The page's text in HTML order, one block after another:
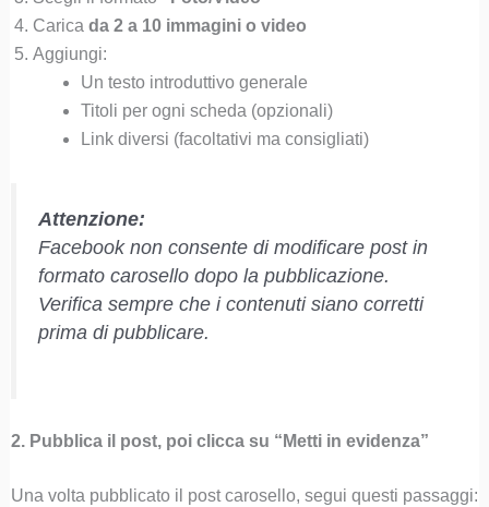
Carica da 2 a 10 immagini o video
Aggiungi:
Un testo introduttivo generale
Titoli per ogni scheda (opzionali)
Link diversi (facoltativi ma consigliati)
Attenzione:
Facebook non consente di modificare post in
formato carosello dopo la pubblicazione.
Verifica sempre che i contenuti siano corretti
prima di pubblicare.
2. Pubblica il post, poi clicca su “Metti in evidenza”
Una volta pubblicato il post carosello, segui questi passaggi: